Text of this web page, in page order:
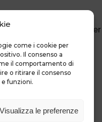
come i cookie per
Il consenso a
il comportamento di
o ritirare il consenso
funzioni.
Visualizza le preferenze
numerosi canyon per
a principianti nella
poi su percorsi da